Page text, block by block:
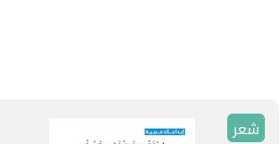
شعر